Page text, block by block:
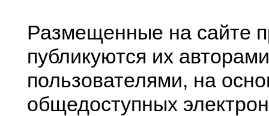
Размещенные на сайте
публикуются их
пользователями, на
общедоступных